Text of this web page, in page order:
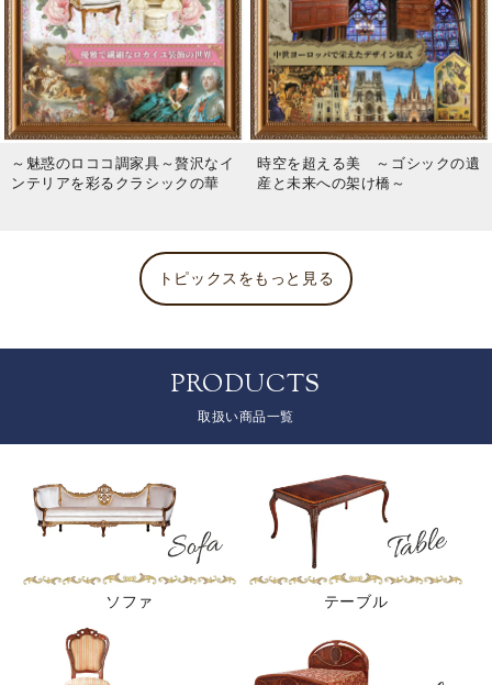
～魅惑のロココ調家具～贅沢なイ
ンテリアを彩るクラシックの華
時空を超える美 ～ゴシックの遺
産と未来への架け橋～
トピックスをもっと見る
PRODUCTS
取扱い商品一覧
ソファ テーブル